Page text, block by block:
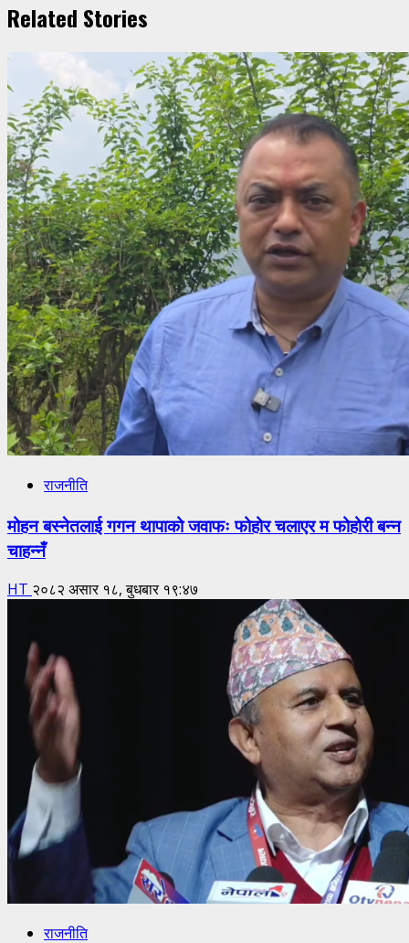
Related Stories
राजनीति
मोहन बस्नेतलाई गगन थापाको जवाफः फोहोर चलाएर म फोहोरी बन्न
चाहन्नँ
HT २०८२ असार १८, बुधबार १९:४७
राजनीति